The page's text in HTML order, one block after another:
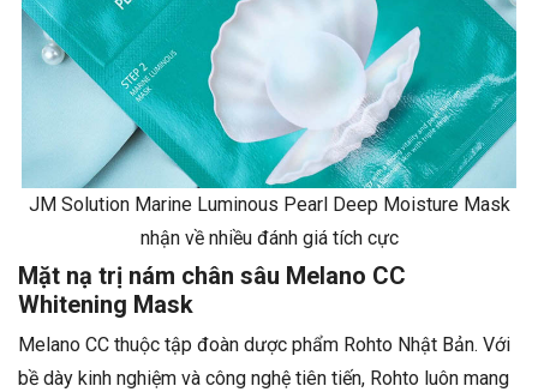
JM Solution Marine Luminous Pearl Deep Moisture Mask
nhận về nhiều đánh giá tích cực
Mặt nạ trị nám chân sâu Melano CC
Whitening Mask
Melano CC thuộc tập đoàn dược phẩm Rohto Nhật Bản. Với
bề dày kinh nghiệm và công nghệ tiên tiến, Rohto luôn mang